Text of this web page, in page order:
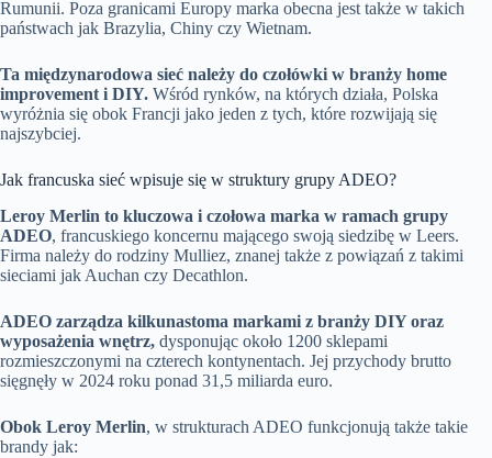
Rumunii. Poza granicami Europy marka obecna jest także w takich
państwach jak Brazylia, Chiny czy Wietnam.
Ta międzynarodowa sieć należy do czołówki w branży home
improvement i DIY. Wśród rynków, na których działa, Polska
wyróżnia się obok Francji jako jeden z tych, które rozwijają się
najszybciej.
Jak francuska sieć wpisuje się w struktury grupy ADEO?
Leroy Merlin to kluczowa i czołowa marka w ramach grupy
ADEO, francuskiego koncernu mającego swoją siedzibę w Leers.
Firma należy do rodziny Mulliez, znanej także z powiązań z takimi
sieciami jak Auchan czy Decathlon.
ADEO zarządza kilkunastoma markami z branży DIY oraz
wyposażenia wnętrz, dysponując około 1200 sklepami
rozmieszczonymi na czterech kontynentach. Jej przychody brutto
sięgnęły w 2024 roku ponad 31,5 miliarda euro.
Obok Leroy Merlin, w strukturach ADEO funkcjonują także takie
brandy jak: